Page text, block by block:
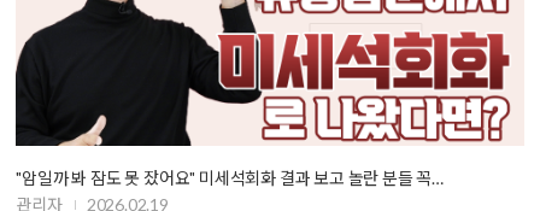
"암일까 봐 잠도 못 잤어요" 미세석회화 결과 보고 놀란 분들 꼭…
관리자
2026.02.19